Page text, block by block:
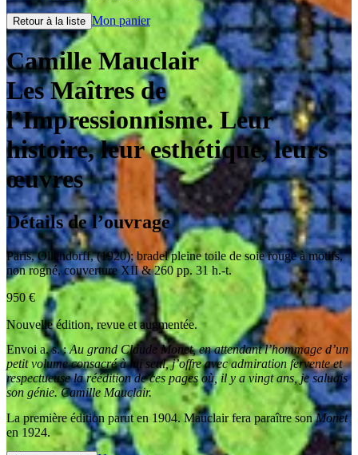
Retour à la liste Mon panier
Camille Mauclair
Les Maîtres de
l’Impressionnisme. Leur
histoire, leur esthétique, leurs
œuvres
Détails de l’ouvrage
Paris,Ollendorff,(1920); bradel pleine toile de soie rouge à motifs,
non rogné, couverture XII & 260 pp. 31 h.-t.
950€
Nouvelle édition, revue et augmentée.
Envoi a. s. :Au grand Claude Monet, en attendant l’hommage d’un
petit volume consacré à lui seul, j’offre avec admiration fervente et
respectueuse la réédition de ces pages où, il y a vingt ans, je saluais
son génie. Camille Mauclair.
La première édition parut en 1904. Mauclair fera paraître sonMonet
en 1924.